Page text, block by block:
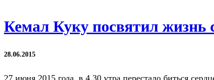
Кемал Куку посвятил жизнь
28.06.2015
27 июня 2015 года, в 4.30 утра перестало биться